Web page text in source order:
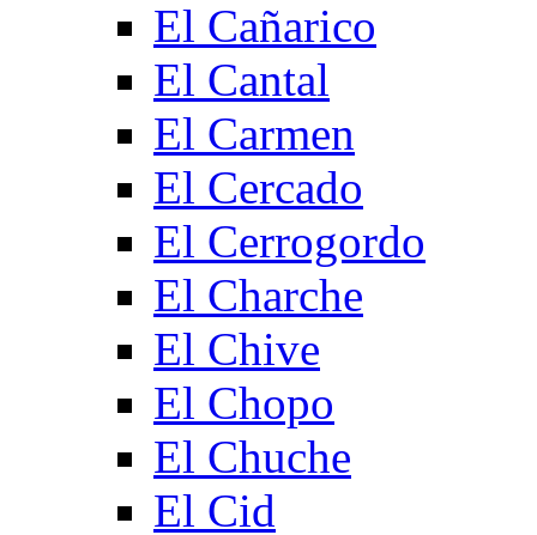
El Cañarico
El Cantal
El Carmen
El Cercado
El Cerrogordo
El Charche
El Chive
El Chopo
El Chuche
El Cid